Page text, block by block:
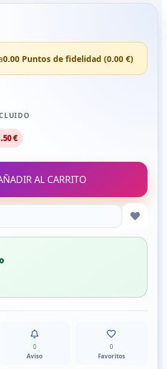
0.00 Puntos de fidelidad (0.00 €)
€
AL CARRITO
0
Aviso
0
Favoritos